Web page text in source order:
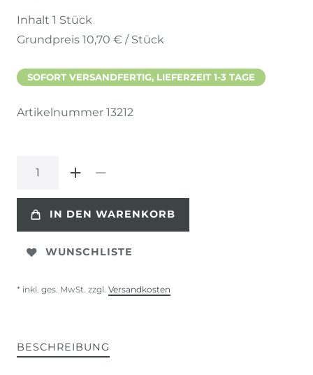
Inhalt 1 Stück
Grundpreis 10,70 € / Stück
SOFORT VERSANDFERTIG, LIEFERZEIT 1-3 TAGE
Artikelnummer 13212
IN DEN WARENKORB
WUNSCHLISTE
* inkl. ges. MwSt. zzgl. Versandkosten
BESCHREIBUNG